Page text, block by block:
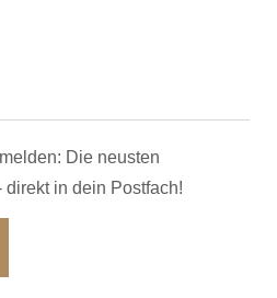
Die neusten
direkt in dein Postfach!